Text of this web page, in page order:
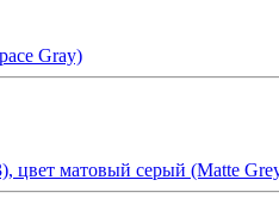
Gray)
цвет матовый серый (Matte